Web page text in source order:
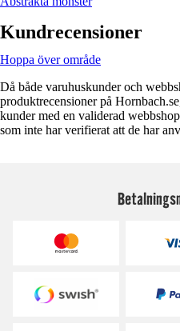
Kundrecensioner
Hoppa över område
Då både varuhuskunder och
produktrecensioner på
kunder med en validerad
som inte har verifierat att de har